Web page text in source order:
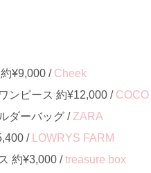
¥9,000 / Cheek
ンピース 約¥12,000 / COCO
ダーバッグ / ZARA
/
LOWRYS FARM
約¥3,000 /treasure box